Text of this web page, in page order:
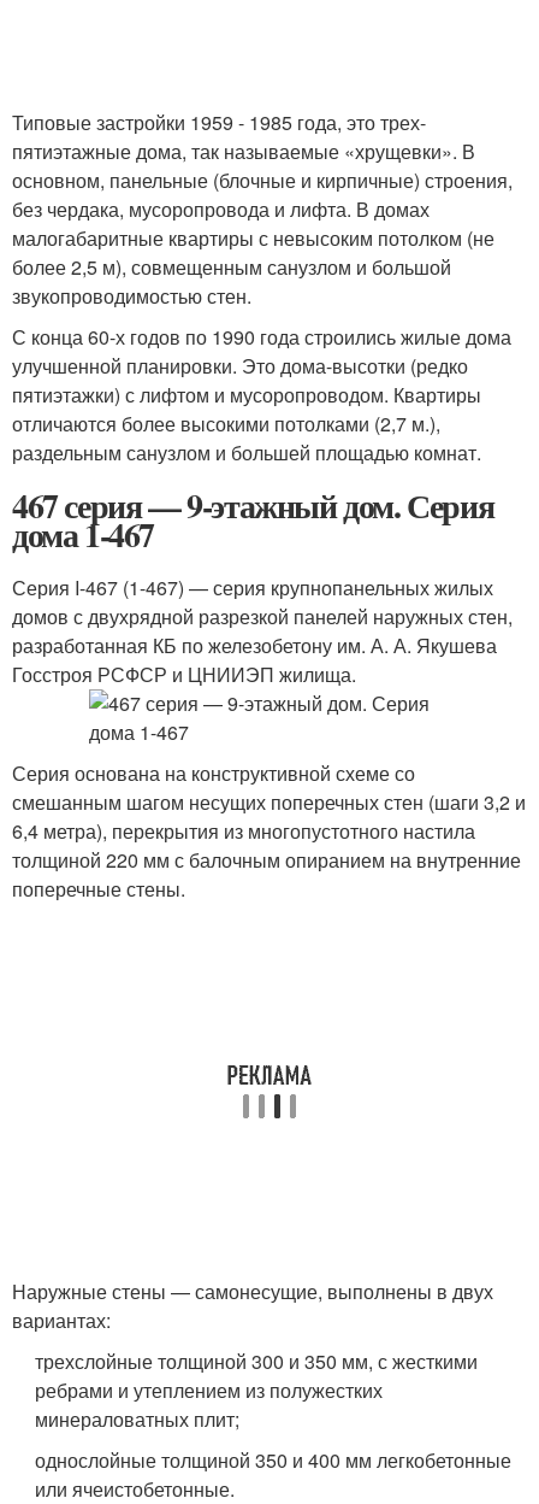
Типовые застройки 1959 - 1985 года, это трех-
пятиэтажные дома, так называемые «хрущевки». В
основном, панельные (блочные и кирпичные) строения,
без чердака, мусоропровода и лифта. В домах
малогабаритные квартиры с невысоким потолком (не
более 2,5 м), совмещенным санузлом и большой
звукопроводимостью стен.
С конца 60-х годов по 1990 года строились жилые дома
улучшенной планировки. Это дома-высотки (редко
пятиэтажки) с лифтом и мусоропроводом. Квартиры
отличаются более высокими потолками (2,7 м.),
раздельным санузлом и большей площадью комнат.
467 серия — 9-этажный дом. Серия
дома 1-467
Серия I-467 (1-467) — серия крупнопанельных жилых
домов с двухрядной разрезкой панелей наружных стен,
разработанная КБ по железобетону им. А. А. Якушева
Госстроя РСФСР и ЦНИИЭП жилища.
Серия основана на конструктивной схеме со
смешанным шагом несущих поперечных стен (шаги 3,2 и
6,4 метра), перекрытия из многопустотного настила
толщиной 220 мм с балочным опиранием на внутренние
поперечные стены.
Наружные стены — самонесущие, выполнены в двух
вариантах:
трехслойные толщиной 300 и 350 мм, с жесткими
ребрами и утеплением из полужестких
минераловатных плит;
однослойные толщиной 350 и 400 мм легкобетонные
или ячеистобетонные.